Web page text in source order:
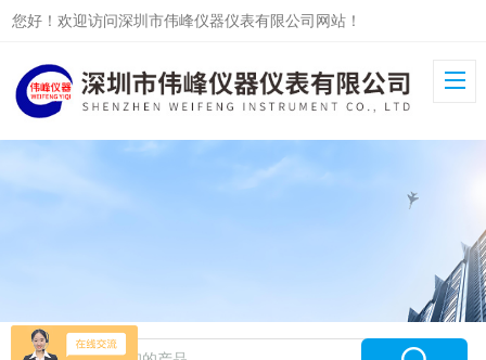
您好！欢迎访问深圳市伟峰仪器仪表有限公司网站！